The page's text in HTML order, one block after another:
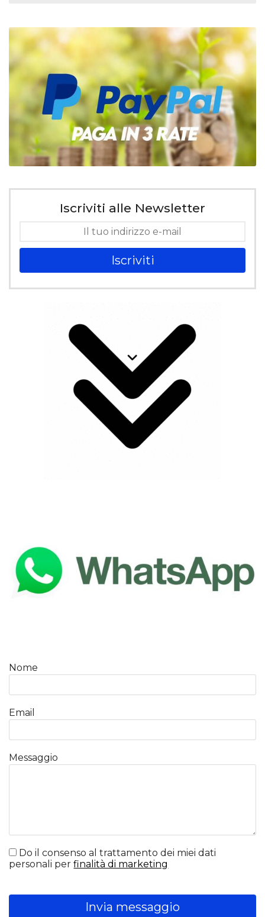
Iscriviti alle Newsletter
Iscriviti
Nome
Email
Messaggio
Do il consenso al trattamento dei miei dati
personali perfinalità di marketing
Invia messaggio